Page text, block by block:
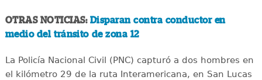
OTRAS NOTICIAS: Disparan contra conductor en
medio del tránsito de zona 12
La Policía Nacional Civil (PNC) capturó a dos hombres en
el kilómetro 29 de la ruta Interamericana, en San Lucas